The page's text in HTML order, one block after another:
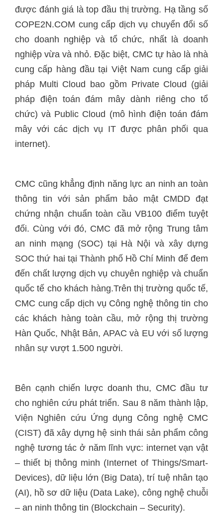
được đánh giá là top đầu thị trường. Hạ tầng số
COPE2N.COM cung cấp dịch vụ chuyển đổi số
cho doanh nghiệp và tổ chức, nhất là doanh
nghiệp vừa và nhỏ. Đặc biệt, CMC tự hào là nhà
cung cấp hàng đầu tại Việt Nam cung cấp giải
pháp Multi Cloud bao gồm Private Cloud (giải
pháp điện toán đám mây dành riêng cho tổ
chức) và Public Cloud (mô hình điện toán đám
mây với các dịch vụ IT được phân phối qua
internet).
CMC cũng khẳng định năng lực an ninh an toàn
thông tin với sản phẩm bảo mật CMDD đạt
chứng nhận chuẩn toàn cầu VB100 điểm tuyệt
đối. Cùng với đó, CMC đã mở rộng Trung tâm
an ninh mạng (SOC) tại Hà Nội và xây dựng
SOC thứ hai tại Thành phố Hồ Chí Minh để đem
đến chất lượng dịch vụ chuyên nghiệp và chuẩn
quốc tế cho khách hàng.Trên thị trường quốc tế,
CMC cung cấp dịch vụ Công nghệ thông tin cho
các khách hàng toàn cầu, mở rộng thị trường
Hàn Quốc, Nhật Bản, APAC và EU với số lượng
nhân sự vượt 1.500 người.
Bên cạnh chiến lược doanh thu, CMC đầu tư
cho nghiên cứu phát triển. Sau 8 năm thành lập,
Viện Nghiên cứu Ứng dụng Công nghệ CMC
(CIST) đã xây dựng hệ sinh thái sản phẩm công
nghệ tương tác ở năm lĩnh vực: internet vạn vật
– thiết bị thông minh (Internet of Things/Smart-
Devices), dữ liệu lớn (Big Data), trí tuệ nhân tạo
(AI), hồ sơ dữ liệu (Data Lake), công nghệ chuỗi
– an ninh thông tin (Blockchain – Security).